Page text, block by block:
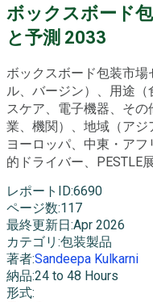
ボックスボード
と予測 2033
ボックスボード包装市場
ル、バージン）、用途
スケア、電子機器、そ
業、機関）、地域（アジ
ヨーロッパ、中東・ア
的ドライバー、PESTLE
レポートID:6690
ページ数:117
最終更新日 :Apr 2026
カテゴリ :包装製品
著者:Sandeepa Kulkarni
納品:24 to 48 Hours
形式: